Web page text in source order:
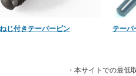
じ付きテーパーピン テーパ
・本サイトでの最低